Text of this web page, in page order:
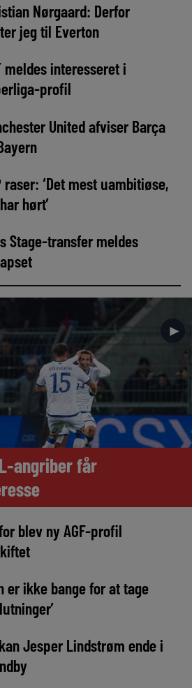
Nørgaard: Derfor
jeg til Everton
meldes interesseret i
profil
United afviser Barça
raser: ‘Det mest uambitiøse,
hørt’
Stage-transfer meldes
►
angriber får
blev ny AGF-profil
er ikke bange for at tage
Jesper Lindstrøm ende i